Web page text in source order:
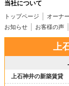
当社について
トップページ オーナ
お知らせ
お客様の声
上
上石神井の新築賃貸